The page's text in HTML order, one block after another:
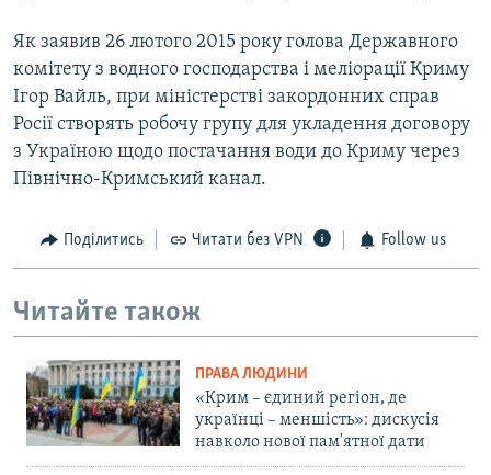
Як заявив 26 лютого 2015 року голова Державного
комітету з водного господарства і меліорації Криму
Ігор Вайль, при міністерстві закордонних справ
Росії створять робочу групу для укладення договору
з Україною щодо постачання води до Криму через
Північно-Кримський канал.
Поділитись Читати без VPN Follow us
Читайте також
ПРАВА ЛЮДИНИ
«Крим – єдиний регіон, де
українці – меншість»: дискусія
навколо нової пам'ятної дати